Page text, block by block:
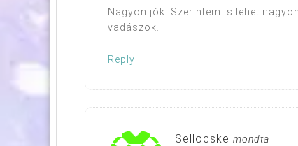
Nagyon jók. Szerintem is lehet
vadászok.
Reply
Sellocske mondta